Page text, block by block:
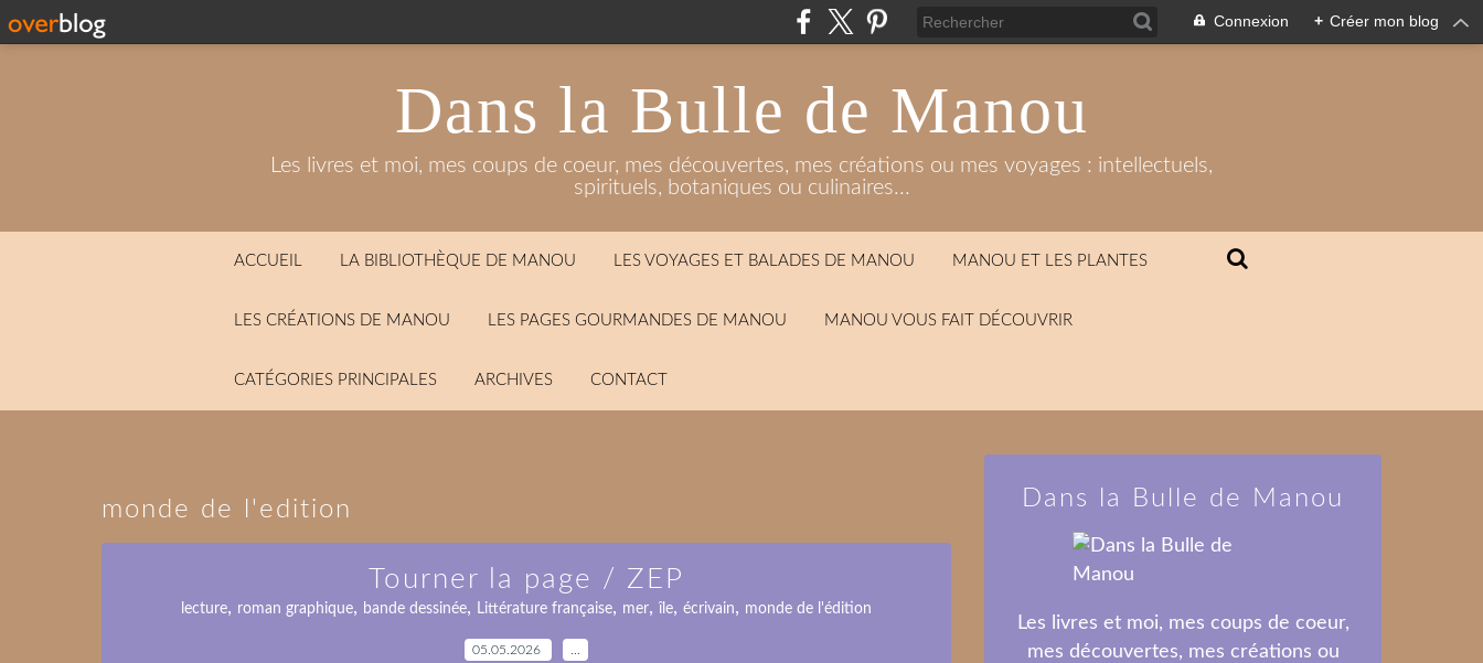
Connexion + Créer mon blog
Dans la Bulle de Manou
Les livres et moi, mes coups de coeur, mes découvertes, mes créations ou mes voyages : intellectuels,
spirituels, botaniques ou culinaires...
ACCUEIL LA BIBLIOTHÈQUE DE MANOU LES VOYAGES ET BALADES DE MANOU MANOU ET LES PLANTES
LES CRÉATIONS DE MANOU LES PAGES GOURMANDES DE MANOU MANOU VOUS FAIT DÉCOUVRIR
CATÉGORIES PRINCIPALES ARCHIVES CONTACT
monde de l'edition
Tourner la page / ZEP
lecture, roman graphique, bande dessinée, Littérature française, mer, île, écrivain, monde de l'édition
05.05.2026
Dans la Bulle de Manou
Les livres et moi, mes coups de coeur,
mes découvertes, mes créations ou